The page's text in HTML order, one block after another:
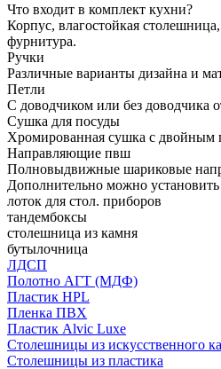
Что входит в комплект кухни?
Корпус, влагостойкая
фурнитура.
Ручки
Различные варианты дизайна и
Петли
С доводчиком или без доводчика
Сушка для посуды
Хромированная сушка с двойным
Направляющие пвш
Полновыдвижные шариковые
Дополнительно можно установить
лоток для стол. приборов
тандембоксы
столешница из камня
бутылочница
ЛДСП
Полотно АГТ (МДФ)
Пластик HPL
Пленка ПВХ
Пластик Alvic Luxe
Столешницы из искусственного
Столешницы из пластика